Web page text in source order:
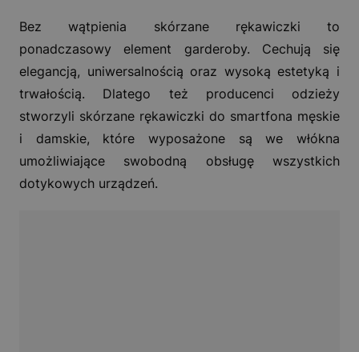
Bez wątpienia skórzane rękawiczki to
ponadczasowy element garderoby. Cechują się
elegancją, uniwersalnością oraz wysoką estetyką i
trwałością. Dlatego też producenci odzieży
stworzyli skórzane rękawiczki do smartfona męskie
i damskie, które wyposażone są we włókna
umożliwiające swobodną obsługę wszystkich
dotykowych urządzeń.